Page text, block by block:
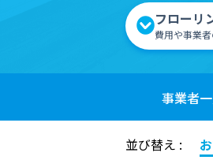
フローリ
費用や事業
事業者
並び替え :